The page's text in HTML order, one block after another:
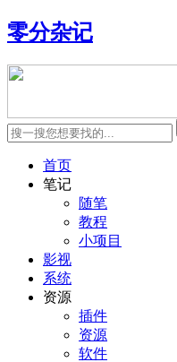
零分杂记
首页
笔记
随笔
教程
小项目
影视
系统
资源
插件
资源
软件